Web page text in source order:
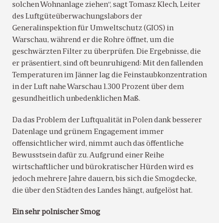
solchen Wohnanlage ziehen“, sagt Tomasz Klech, Leiter
des Luftgüteüberwachungslabors der
Generalinspektion für Umweltschutz (GIOS) in
Warschau, während er die Rohre öffnet, um die
geschwärzten Filter zu überprüfen. Die Ergebnisse, die
er präsentiert, sind oft beunruhigend: Mit den fallenden
Temperaturen im Jänner lag die Feinstaubkonzentration
in der Luft nahe Warschau 1.300 Prozent über dem
gesundheitlich unbedenklichen Maß.
Da das Problem der Luftqualität in Polen dank besserer
Datenlage und grünem Engagement immer
offensichtlicher wird, nimmt auch das öffentliche
Bewusstsein dafür zu. Aufgrund einer Reihe
wirtschaftlicher und bürokratischer Hürden wird es
jedoch mehrere Jahre dauern, bis sich die Smogdecke,
die über den Städten des Landes hängt, aufgelöst hat.
Ein sehr polnischer Smog